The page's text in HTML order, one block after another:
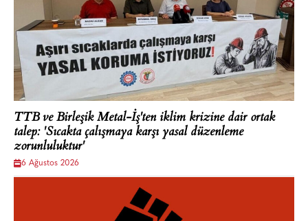
TTB ve Birleşik Metal-İş'ten iklim krizine dair ortak
talep: 'Sıcakta çalışmaya karşı yasal düzenleme
zorunluluktur'
6 Ağustos 2026